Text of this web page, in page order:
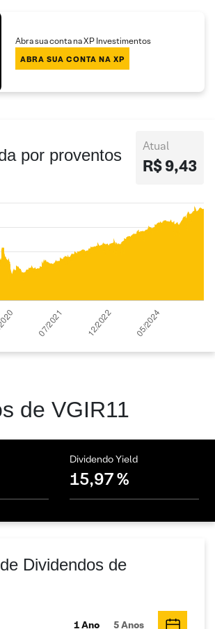
Abra sua conta na XP Investimentos
ABRA SUA CONTA NA XP
por proventos Atual
R$ 9,43
de VGIR11
Dividendo Yield
15,97 %
Dividendos de
1 Ano 5 Anos